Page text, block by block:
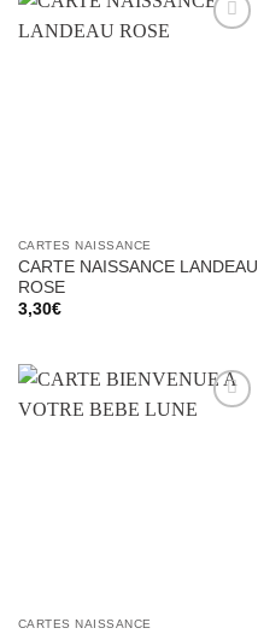
CARTES NAISSANCE
CARTE NAISSANCE LANDEAU
ROSE
3,30€
CARTES NAISSANCE